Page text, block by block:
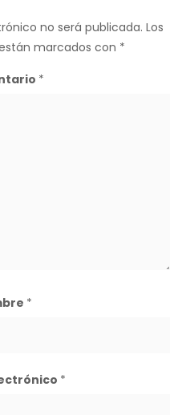
no será publicada. Los
marcados con *
*
*
*